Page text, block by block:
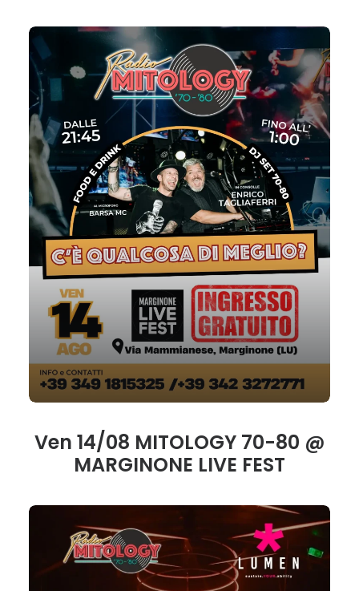
Ven 14/08 MITOLOGY 70-80 @
MARGINONE LIVE FEST